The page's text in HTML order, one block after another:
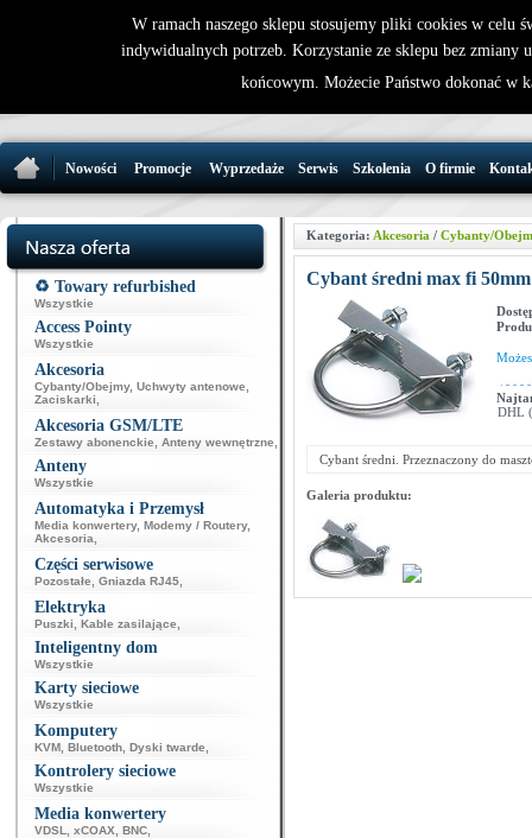
32 721 86
Nowości Promocje Wyprzedaże Serwis Szkolenia O firmie
♻️ Towary refurbished
Wszystkie
Access Pointy
Wszystkie
Akcesoria
Cybanty/Obejmy, Uchwyty antenowe
Zaciskarki
Akcesoria GSM/LTE
Zestawy abonenckie Anteny wewnętrzne
Anteny
Wszystkie
Automatyka i Przemysł
Media konwertery, Modemy / Routery,
Akcesoria
Części serwisowe
Pozostałe Gniazda RJ45
Elektryka
Puszki Kable zasilające
Inteligentny dom
Wszystkie
Karty sieciowe
Wszystkie
Komputery
KVM Bluetooth Dyski twarde
Kontrolery sieciowe
Wszystkie
Media konwertery
VDSL xCOAX BNC
Kategoria: Akcesoria / Cybanty/
Cybant średni max fi
DHL
Cybant średni. Przeznaczony do
Galeria produktu:
W ramach naszego sklepu stosujemy pliki cookies w celu
indywidualnych potrzeb. Korzystanie ze sklepu bez zmiany
końcowym. Możecie Państwo dokonać w